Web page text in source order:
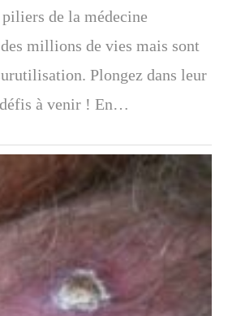
de la médecine
millions de vies mais sont
Plongez dans leur
à venir ! En…